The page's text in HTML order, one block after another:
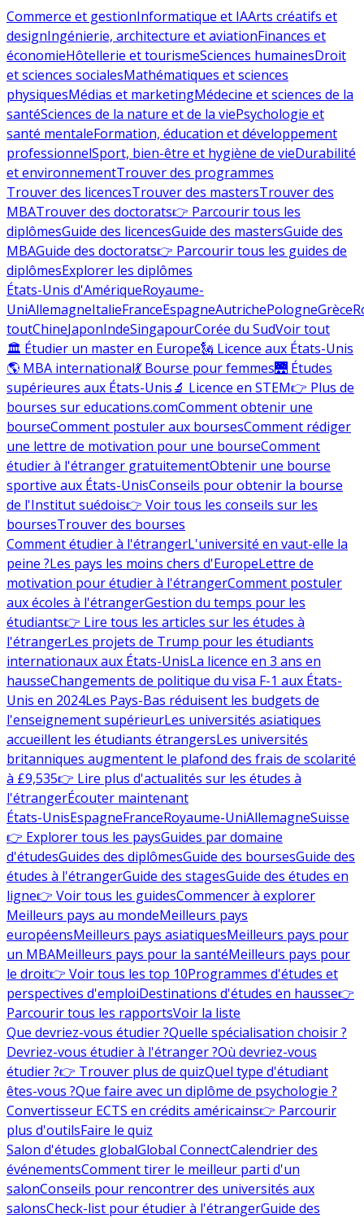
Commerce et gestionInformatique et IAArts créatifs et
designIngénierie, architecture et aviationFinances et
économieHôtellerie et tourismeSciences humainesDroit
et sciences socialesMathématiques et sciences
physiquesMédias et marketingMédecine et sciences de la
santéSciences de la nature et de la viePsychologie et
santé mentaleFormation, éducation et développement
professionnelSport, bien-être et hygiène de vieDurabilité
et environnementTrouver des programmes
Trouver des licencesTrouver des mastersTrouver des
MBATrouver des doctorats👉 Parcourir tous les
diplômesGuide des licencesGuide des mastersGuide des
MBAGuide des doctorats👉 Parcourir tous les guides de
diplômesExplorer les diplômes
États-Unis d'AmériqueRoyaume-
UniAllemagneItalieFranceEspagneAutrichePologneGrèce
toutChineJaponIndeSingapourCorée du SudVoir tout
🏛 Étudier un master en Europe🗽 Licence aux États-Unis
🌎 MBA international💃 Bourse pour femmes🌉 Études
supérieures aux États-Unis🔬 Licence en STEM👉 Plus de
bourses sur educations.comComment obtenir une
bourseComment postuler aux boursesComment rédiger
une lettre de motivation pour une bourseComment
étudier à l'étranger gratuitementObtenir une bourse
sportive aux États-UnisConseils pour obtenir la bourse
de l'Institut suédois👉 Voir tous les conseils sur les
boursesTrouver des bourses
Comment étudier à l'étrangerL'université en vaut-elle la
peine ?Les pays les moins chers d'EuropeLettre de
motivation pour étudier à l'étrangerComment postuler
aux écoles à l'étrangerGestion du temps pour les
étudiants👉 Lire tous les articles sur les études à
l'étrangerLes projets de Trump pour les étudiants
internationaux aux États-UnisLa licence en 3 ans en
hausseChangements de politique du visa F-1 aux États-
Unis en 2024Les Pays-Bas réduisent les budgets de
l'enseignement supérieurLes universités asiatiques
accueillent les étudiants étrangersLes universités
britanniques augmentent le plafond des frais de scolarité
à £9,535👉 Lire plus d'actualités sur les études à
l'étrangerÉcouter maintenant
États-UnisEspagneFranceRoyaume-UniAllemagneSuisse
👉 Explorer tous les paysGuides par domaine
d'étudesGuides des diplômesGuide des boursesGuide des
études à l'étrangerGuide des stagesGuide des études en
ligne👉 Voir tous les guidesCommencer à explorer
Meilleurs pays au mondeMeilleurs pays
européensMeilleurs pays asiatiquesMeilleurs pays pour
un MBAMeilleurs pays pour la santéMeilleurs pays pour
le droit👉 Voir tous les top 10Programmes d'études et
perspectives d'emploiDestinations d'études en hausse👉
Parcourir tous les rapportsVoir la liste
Que devriez-vous étudier ?Quelle spécialisation choisir ?
Devriez-vous étudier à l'étranger ?Où devriez-vous
étudier ?👉 Trouver plus de quizQuel type d'étudiant
êtes-vous ?Que faire avec un diplôme de psychologie ?
Convertisseur ECTS en crédits américains👉 Parcourir
plus d'outilsFaire le quiz
Salon d'études globalGlobal ConnectCalendrier des
événementsComment tirer le meilleur parti d'un
salonConseils pour rencontrer des universités aux
salonsCheck-list pour étudier à l'étrangerGuide des